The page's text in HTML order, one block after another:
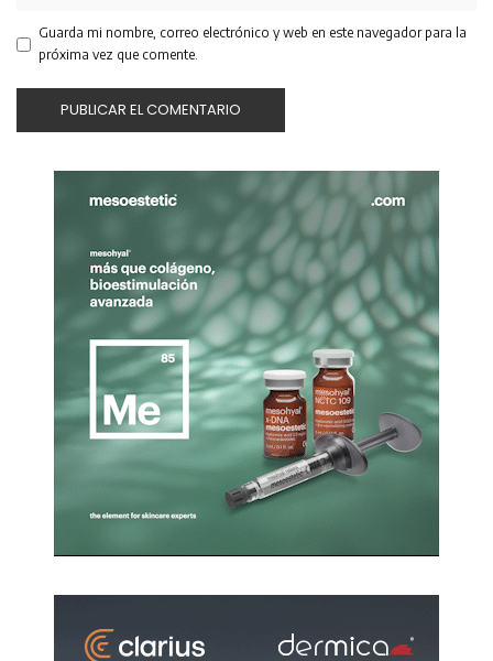
Guarda mi nombre, correo electrónico y web en este navegador para la
próxima vez que comente.